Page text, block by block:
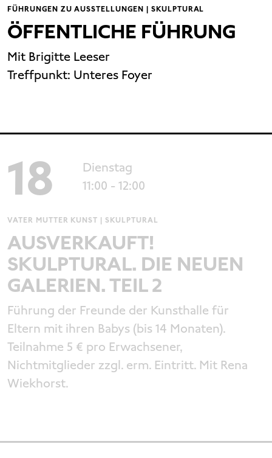
FÜHRUNGEN ZU AUSSTELLUNGEN | SKULPTURAL
ÖFFENTLICHE FÜHRUNG
Mit Brigitte Leeser
Treffpunkt: Unteres Foyer
18
Dienstag
11:00 - 12:00
VATER MUTTER KUNST | SKULPTURAL
AUSVERKAUFT!
SKULPTURAL. DIE NEUEN
GALERIEN. TEIL 2
Führung der Freunde der Kunsthalle für
Eltern mit ihren Babys (bis 14 Monaten).
Teilnahme 5 € pro Erwachsener,
Nichtmitglieder zzgl. erm. Eintritt. Mit Rena
Wiekhorst.